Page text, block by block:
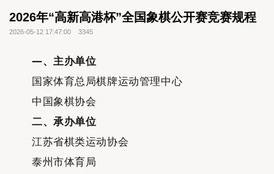
2026年“高新高港杯”全国象棋公开赛竞赛规程
2026-05-12 17:47:00 3345
—、主办单位
国家体育总局棋牌运动管理中心
中国象棋协会
二、承办单位
江苏省棋类运动协会
泰州市体育局